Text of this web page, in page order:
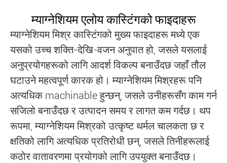
म्याग्नेशियम एलोय कास्टिंगको फाइदाहरू
म्याग्नेशियम मिश्र कास्टिंगको मुख्य फाइदाहरू मध्ये एक
यसको उच्च शक्ति-देखि-वजन अनुपात हो, जसले यसलाई
अनुप्रयोगहरूको लागि आदर्श विकल्प बनाउँदछ जहाँ तौल
घटाउने महत्वपूर्ण कारक हो। म्याग्नेशियम मिश्रहरू पनि
अत्यधिक machinable हुन्छन्, जसले उनीहरूसँग काम गर्न
सजिलो बनाउँदछ र उत्पादन समय र लागत कम गर्दछ। थप
रूपमा, म्याग्नेशियम मिश्रको उत्कृष्ट थर्मल चालकता छ र
क्षतिको लागि अत्यधिक प्रतिरोधी छन्, जसले तिनीहरूलाई
कठोर वातावरणमा प्रयोगको लागि उपयुक्त बनाउँदछ।